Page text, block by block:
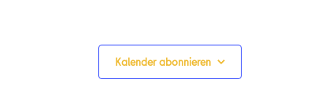
Kalender abonnieren